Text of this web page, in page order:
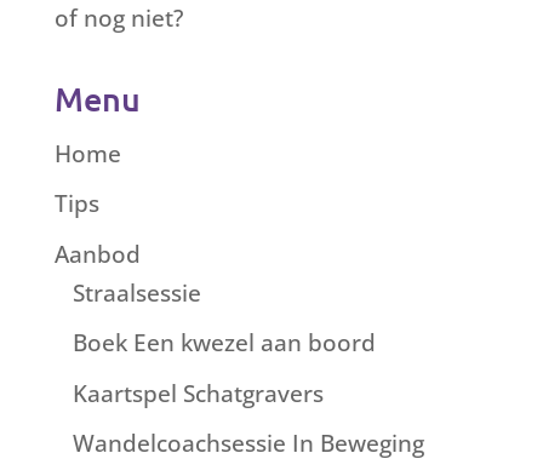
of nog niet?
Menu
Home
Tips
Aanbod
Straalsessie
Boek Een kwezel aan boord
Kaartspel Schatgravers
Wandelcoachsessie In Beweging